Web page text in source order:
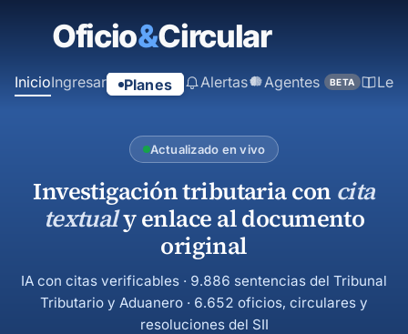
principal
InicioIngresar Planes Alertas Agentes BETA
Actualizado en vivo
Investigación tributaria con cita
textualy enlace al documento
original
IA con citas verificables · 9.886 sentencias del Tribunal
Tributario y Aduanero · 6.652 oficios, circulares y
resoluciones del SII